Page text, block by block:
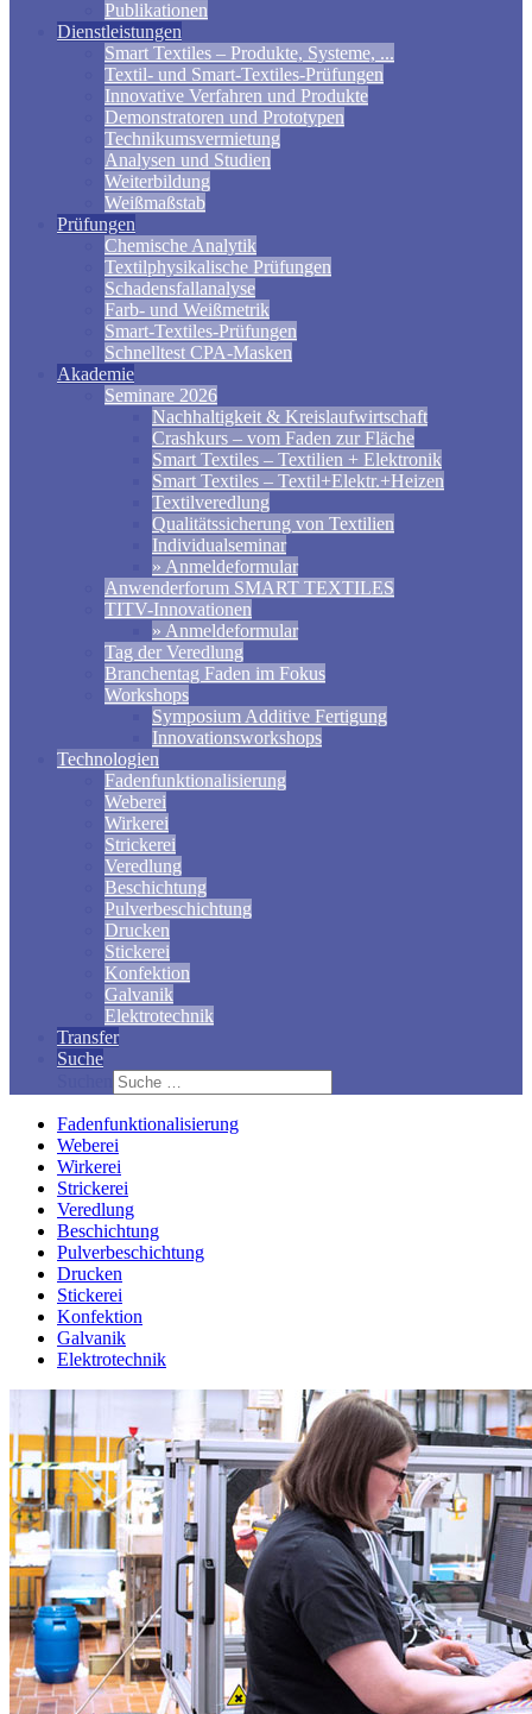
Publikationen
Dienstleistungen
Smart Textiles – Produkte, Systeme, ...
Textil- und Smart-Textiles-Prüfungen
Innovative Verfahren und Produkte
Demonstratoren und Prototypen
Technikumsvermietung
Analysen und Studien
Weiterbildung
Weißmaßstab
Prüfungen
Chemische Analytik
Textilphysikalische Prüfungen
Schadensfallanalyse
Farb- und Weißmetrik
Smart-Textiles-Prüfungen
Schnelltest CPA-Masken
Akademie
Seminare 2026
Nachhaltigkeit & Kreislaufwirtschaft
Crashkurs – vom Faden zur Fläche
Smart Textiles – Textilien + Elektronik
Smart Textiles – Textil+Elektr.+Heizen
Textilveredlung
Qualitätssicherung von Textilien
Individualseminar
» Anmeldeformular
Anwenderforum SMART TEXTILES
TITV-Innovationen
» Anmeldeformular
Tag der Veredlung
Branchentag Faden im Fokus
Workshops
Symposium Additive Fertigung
Innovationsworkshops
Technologien
Fadenfunktionalisierung
Weberei
Wirkerei
Strickerei
Veredlung
Beschichtung
Pulverbeschichtung
Drucken
Stickerei
Konfektion
Galvanik
Elektrotechnik
Transfer
Suche
Fadenfunktionalisierung
Weberei
Wirkerei
Strickerei
Veredlung
Beschichtung
Pulverbeschichtung
Drucken
Stickerei
Konfektion
Galvanik
Elektrotechnik